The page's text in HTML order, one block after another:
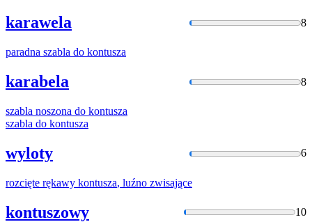
karawela 8
paradna szabla do kontusza
karabela 8
szabla noszona do kontusza
szabla do kontusza
wyloty 6
rozcięte rękawy kontusza, luźno zwisające
kontuszowy 10